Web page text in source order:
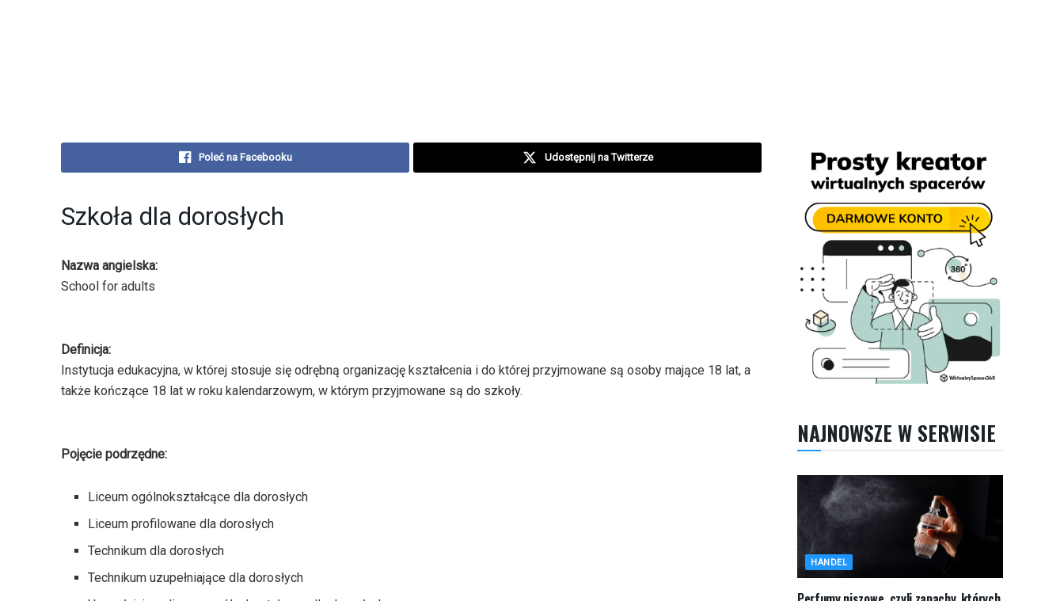
Poleć na Facebooku Udostępnij na Twitterze
Szkoła dla dorosłych
Nazwa angielska:
School for adults
Definicja:
Instytucja edukacyjna, w której stosuje się odrębną organizację kształcenia i do której przyjmowane są osoby mające 18 lat, a
także kończące 18 lat w roku kalendarzowym, w którym przyjmowane są do szkoły.
Pojęcie podrzędne:
Liceum ogólnokształcące dla dorosłych
Liceum profilowane dla dorosłych
Technikum dla dorosłych
Technikum uzupełniające dla dorosłych
NAJNOWSZE W SERWISIE
HANDEL